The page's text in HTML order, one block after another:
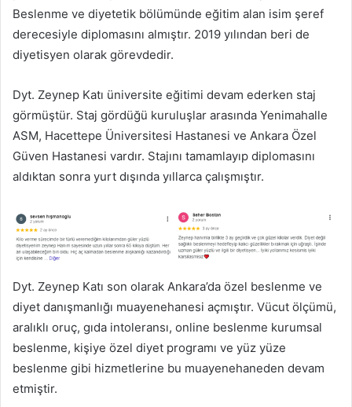
Beslenme ve diyetetik bölümünde eğitim alan isim şeref
derecesiyle diplomasını almıştır. 2019 yılından beri de
diyetisyen olarak görevdedir.
Dyt. Zeynep Katı üniversite eğitimi devam ederken staj
görmüştür. Staj gördüğü kuruluşlar arasında Yenimahalle
ASM, Hacettepe Üniversitesi Hastanesi ve Ankara Özel
Güven Hastanesi vardır. Stajını tamamlayıp diplomasını
aldıktan sonra yurt dışında yıllarca çalışmıştır.
Dyt. Zeynep Katı son olarak Ankara’da özel beslenme ve
diyet danışmanlığı muayenehanesi açmıştır. Vücut ölçümü,
aralıklı oruç, gıda intoleransı, online beslenme kurumsal
beslenme, kişiye özel diyet programı ve yüz yüze
beslenme gibi hizmetlerine bu muayenehaneden devam
etmiştir.